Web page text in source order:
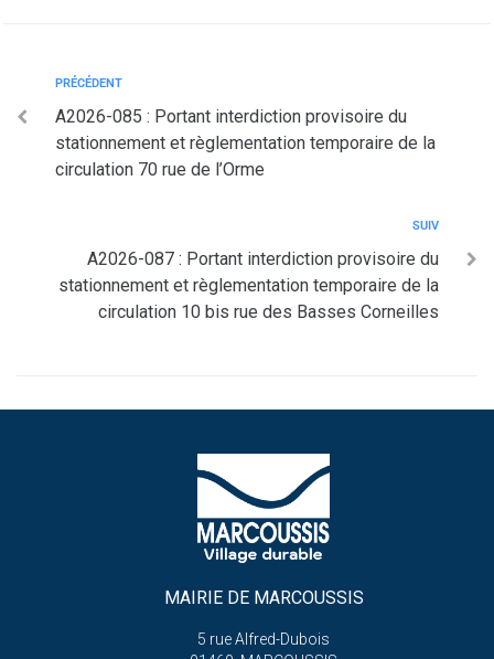
PRÉCÉDENT
A2026-085 : Portant interdiction provisoire du
stationnement et règlementation temporaire de la
circulation 70 rue de l’Orme
SUIV
A2026-087 : Portant interdiction provisoire du
stationnement et règlementation temporaire de la
circulation 10 bis rue des Basses Corneilles
MAIRIE DE MARCOUSSIS
5 rue Alfred-Dubois